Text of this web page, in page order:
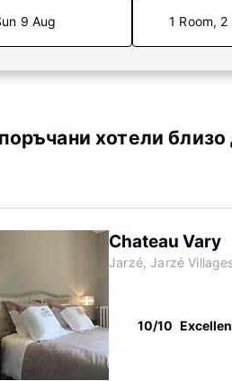
9 Aug 1 Room,
хотели
Chateau Vary
Jarzé, Jarzé
10/10